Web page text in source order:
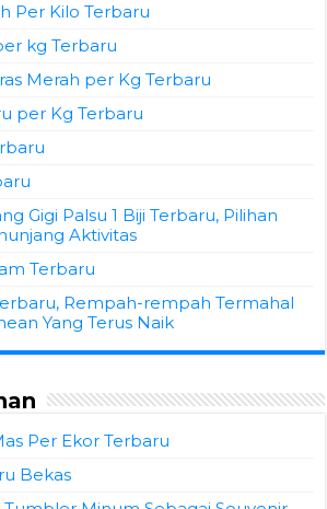
Per Kilo Terbaru
kg Terbaru
Merah per Kg Terbaru
per Kg Terbaru
Gigi Palsu 1 Biji Terbaru, Pilihan
Aktivitas
Terbaru
Rempah-rempah Termahal
Yang Terus Naik
Per Ekor Terbaru
Bekas